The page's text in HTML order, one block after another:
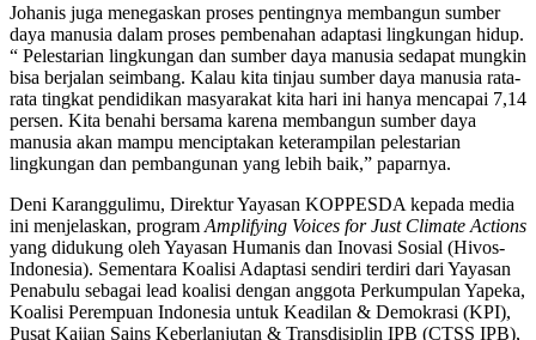
Johanis juga menegaskan proses pentingnya membangun sumber
daya manusia dalam proses pembenahan adaptasi lingkungan hidup.
“ Pelestarian lingkungan dan sumber daya manusia sedapat mungkin
bisa berjalan seimbang. Kalau kita tinjau sumber daya manusia rata-
rata tingkat pendidikan masyarakat kita hari ini hanya mencapai 7,14
persen. Kita benahi bersama karena membangun sumber daya
manusia akan mampu menciptakan keterampilan pelestarian
lingkungan dan pembangunan yang lebih baik,” paparnya.
Deni Karanggulimu, Direktur Yayasan KOPPESDA kepada media
ini menjelaskan, program Amplifying Voices for Just Climate Actions
yang didukung oleh Yayasan Humanis dan Inovasi Sosial (Hivos-
Indonesia). Sementara Koalisi Adaptasi sendiri terdiri dari Yayasan
Penabulu sebagai lead koalisi dengan anggota Perkumpulan Yapeka,
Koalisi Perempuan Indonesia untuk Keadilan & Demokrasi (KPI),
Pusat Kajian Sains Keberlanjutan & Transdisiplin IPB (CTSS IPB),